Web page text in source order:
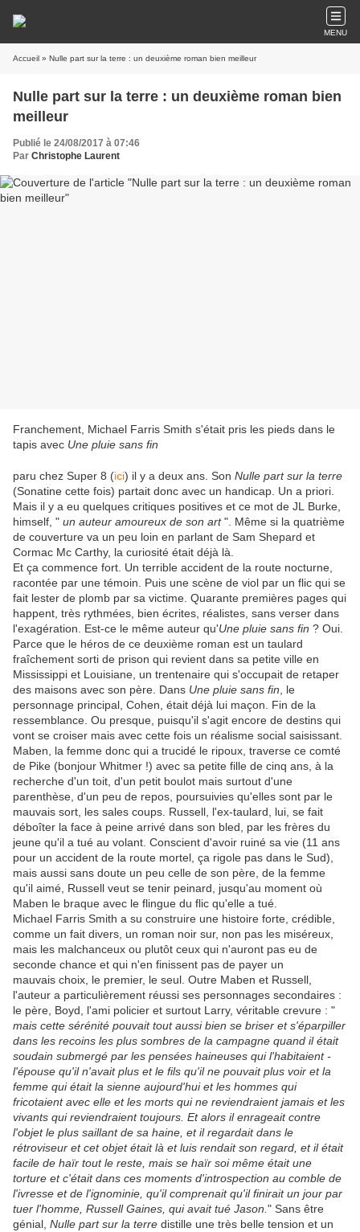
MENU
Accueil » Nulle part sur la terre : un deuxième roman bien meilleur
Nulle part sur la terre : un deuxième roman bien
meilleur
Publié le 24/08/2017 à 07:46
Par Christophe Laurent
Franchement, Michael Farris Smith s'était pris les pieds dans le
tapis avec Une pluie sans fin
paru chez Super 8 (ici) il y a deux ans. Son Nulle part sur la terre
(Sonatine cette fois) partait donc avec un handicap. Un a priori.
Mais il y a eu quelques critiques positives et ce mot de JL Burke,
himself, " un auteur amoureux de son art". Même si la quatrième
de couverture va un peu loin en parlant de Sam Shepard et
Cormac Mc Carthy, la curiosité était déjà là.
Et ça commence fort. Un terrible accident de la route nocturne,
racontée par une témoin. Puis une scène de viol par un flic qui se
fait lester de plomb par sa victime. Quarante premières pages qui
happent, très rythmées, bien écrites, réalistes, sans verser dans
l'exagération. Est-ce le même auteur qu'Une pluie sans fin ? Oui.
Parce que le héros de ce deuxième roman est un taulard
fraîchement sorti de prison qui revient dans sa petite ville en
Mississippi et Louisiane, un trentenaire qui s'occupait de retaper
des maisons avec son père. Dans Une pluie sans fin , le
personnage principal, Cohen, était déjà lui maçon. Fin de la
ressemblance. Ou presque, puisqu'il s'agit encore de destins qui
vont se croiser mais avec cette fois un réalisme social saisissant.
Maben, la femme donc qui a trucidé le ripoux, traverse ce comté
de Pike (bonjour Whitmer !) avec sa petite fille de cinq ans, à la
recherche d'un toit, d'un petit boulot mais surtout d'une
parenthèse, d'un peu de repos, poursuivies qu'elles sont par le
mauvais sort, les sales coups. Russell, l'ex-taulard, lui, se fait
déboîter la face à peine arrivé dans son bled, par les frères du
jeune qu'il a tué au volant. Conscient d'avoir ruiné sa vie (11 ans
pour un accident de la route mortel, ça rigole pas dans le Sud),
mais aussi sans doute un peu celle de son père, de la femme
qu'il aimé, Russell veut se tenir peinard, jusqu'au moment où
Maben le braque avec le flingue du flic qu'elle a tué.
Michael Farris Smith a su construire une histoire forte, crédible,
comme un fait divers, un roman noir sur, non pas les miséreux,
mais les malchanceux ou plutôt ceux qui n'auront pas eu de
seconde chance et qui n'en finissent pas de payer un
mauvais choix, le premier, le seul. Outre Maben et Russell,
l'auteur a particulièrement réussi ses personnages secondaires :
le père, Boyd, l'ami policier et surtout Larry, véritable crevure : "
mais cette sérénité pouvait tout aussi bien se briser et s'éparpiller
dans les recoins les plus sombres de la campagne quand il était
soudain submergé par les pensées haineuses qui l'habitaient -
l'épouse qu'il n'avait plus et le fils qu'il ne pouvait plus voir et la
femme qui était la sienne aujourd'hui et les hommes qui
fricotaient avec elle et les morts qui ne reviendraient jamais et les
vivants qui reviendraient toujours. Et alors il enrageait contre
l'objet le plus saillant de sa haine, et il regardait dans le
rétroviseur et cet objet était là et luis rendait son regard, et il était
facile de haïr tout le reste, mais se haïr soi même était une
torture et c'était dans ces moments d'introspection au comble de
l'ivresse et de l'ignominie, qu'il comprenait qu'il finirait un jour par
tuer l'homme, Russell Gaines, qui avait tué Jason. " Sans être
génial, Nulle part sur la terre distille une très belle tension et un